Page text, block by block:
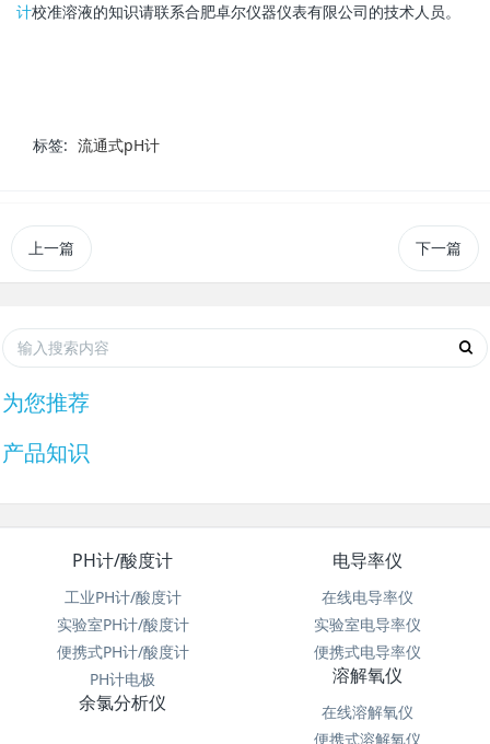
计校准溶液的知识请联系合肥卓尔仪器仪表有限公司的技术人员。
标签: 流通式pH计
上一篇 下一篇
为您推荐
产品知识
PH计/酸度计
工业PH计/酸度计
实验室PH计/酸度计
便携式PH计/酸度计
PH计电极
电导率仪
在线电导率仪
实验室电导率仪
便携式电导率仪
溶解氧仪
在线溶解氧仪
便携式溶解氧仪
余氯分析仪